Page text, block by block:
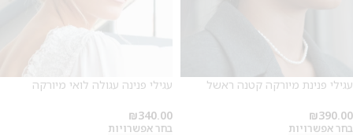
עגילי פנינת מיורקה קטנה ראשל
₪390.00
בחר אפשרויות
עגילי פנינה עגולה לואי מיורקה
₪340.00
בחר אפשרויות